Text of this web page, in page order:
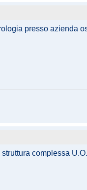
presso azienda
complessa